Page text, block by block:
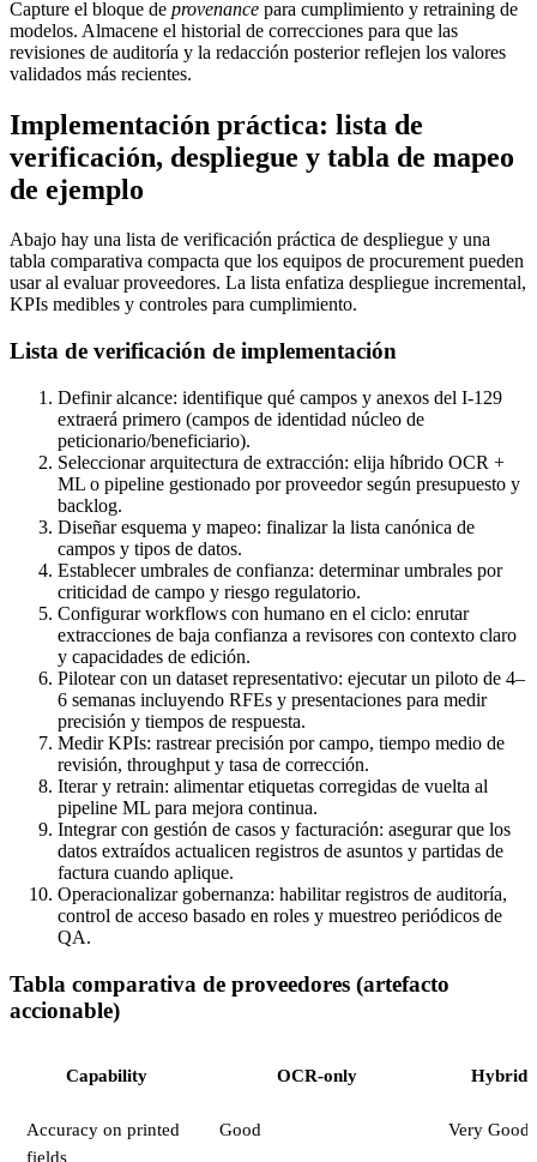
Capture el bloque de provenance para cumplimiento y retraining de
modelos. Almacene el historial de correcciones para que las
revisiones de auditoría y la redacción posterior reflejen los valores
validados más recientes.
Implementación práctica: lista de
verificación, despliegue y tabla de mapeo
de ejemplo
Abajo hay una lista de verificación práctica de despliegue y una
tabla comparativa compacta que los equipos de procurement pueden
usar al evaluar proveedores. La lista enfatiza despliegue incremental,
KPIs medibles y controles para cumplimiento.
Lista de verificación de implementación
Definir alcance: identifique qué campos y anexos del I-129
extraerá primero (campos de identidad núcleo de
peticionario/beneficiario).
Seleccionar arquitectura de extracción: elija híbrido OCR +
ML o pipeline gestionado por proveedor según presupuesto y
backlog.
Diseñar esquema y mapeo: finalizar la lista canónica de
campos y tipos de datos.
Establecer umbrales de confianza: determinar umbrales por
criticidad de campo y riesgo regulatorio.
Configurar workflows con humano en el ciclo: enrutar
extracciones de baja confianza a revisores con contexto claro
y capacidades de edición.
Pilotear con un dataset representativo: ejecutar un piloto de 4–
6 semanas incluyendo RFEs y presentaciones para medir
precisión y tiempos de respuesta.
Medir KPIs: rastrear precisión por campo, tiempo medio de
revisión, throughput y tasa de corrección.
Iterar y retrain: alimentar etiquetas corregidas de vuelta al
pipeline ML para mejora continua.
Integrar con gestión de casos y facturación: asegurar que los
datos extraídos actualicen registros de asuntos y partidas de
factura cuando aplique.
Operacionalizar gobernanza: habilitar registros de auditoría,
control de acceso basado en roles y muestreo periódicos de
QA.
Tabla comparativa de proveedores (artefacto
accionable)
Capability OCR-only Hybrid
Accuracy on printed
fields
Good Very Good